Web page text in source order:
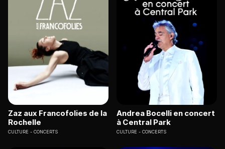
Zaz aux Francofolies de la
Rochelle
CULTURE CONCERTS
Andrea Bocelli en concert
à Central Park
CULTURE CONCERTS